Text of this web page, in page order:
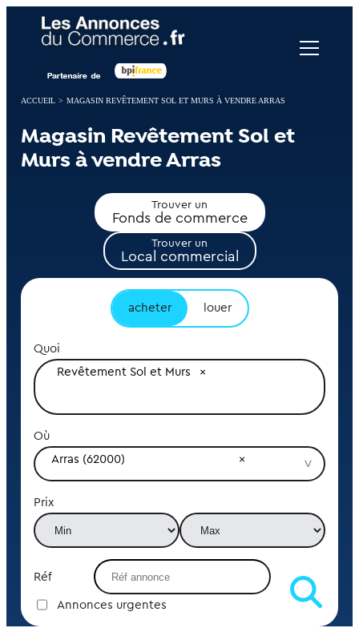
ACCUEIL > MAGASIN REVÊTEMENT SOL ET MURS À VENDRE ARRAS
Magasin Revêtement Sol et
Murs à vendre Arras
Trouver un
Fonds de commerce
Trouver un
Local commercial
acheter louer
Quoi
Revêtement Sol et Murs
Où
Arras (62000)
Prix
Réf
Annonces urgentes
Panneau de gestion des cookies